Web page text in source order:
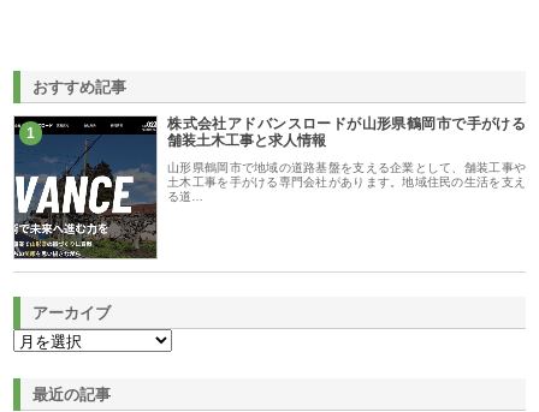
おすすめ記事
1
株式会社アドバンスロードが山形県鶴岡市で手がける
舗装土木工事と求人情報
山形県鶴岡市で地域の道路基盤を支える企業として、舗装工事や
土木工事を手がける専門会社があります。地域住民の生活を支え
る道…
アーカイブ
最近の記事